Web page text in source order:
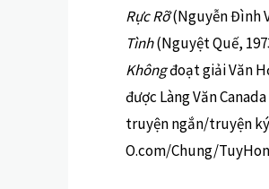
Rực Rỡ(Nguyễn Đình
Tình(Nguyệt Quế,
Khôngđoạt giải Văn
được Làng Văn
truyện ngắn/truyện
O.com/Chung/